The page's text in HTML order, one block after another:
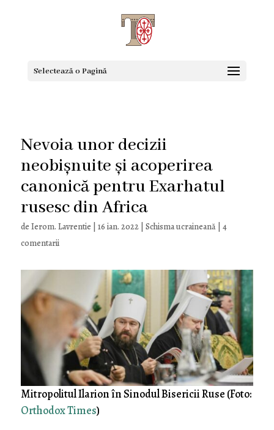
Selectează o Pagină
Nevoia unor decizii
neobișnuite și acoperirea
canonică pentru Exarhatul
rusesc din Africa
de Ierom. Lavrentie 16 ian. 2022| Schisma ucraineană| 4
comentarii
Mitropolitul Ilarion în Sinodul Bisericii Ruse (Foto:
Orthodox Times)